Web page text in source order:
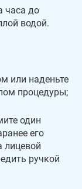
часа до
водой.
или наденьте
процедуры;
один
его
лицевой
ручкой